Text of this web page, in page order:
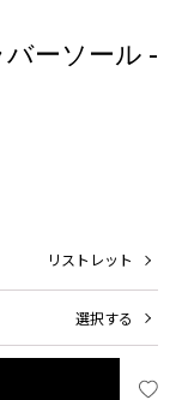
ーソール -
リストレット
選択する